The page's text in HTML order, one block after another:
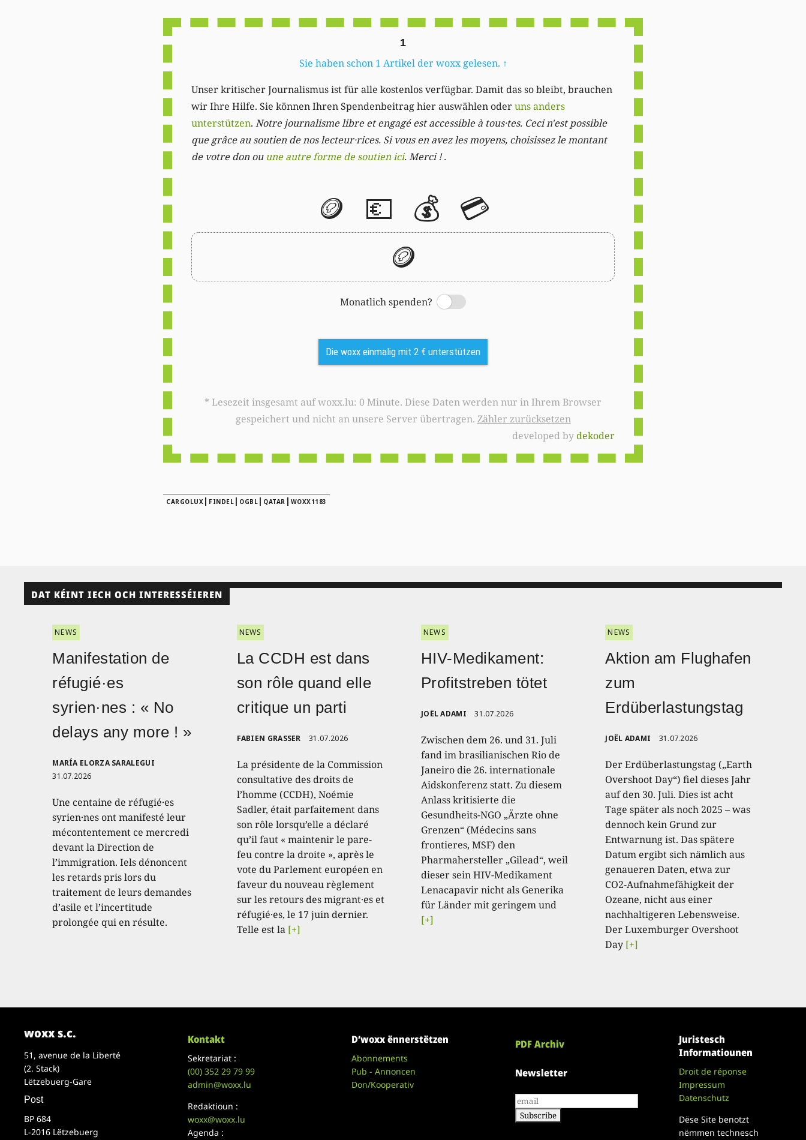
1
Sie haben schon 1 Artikel der woxx gelesen. ↑
Unser kritischer Journalismus ist für alle kostenlos verfügbar. Damit das so bleibt, brauchen
wir Ihre Hilfe. Sie können Ihren Spendenbeitrag hier auswählen oderuns anders
unterstützen. Notre journalisme libre et engagé est accessible à tous·tes. Ceci n'est possible
que grâce au soutien de nos lecteur·rices. Si vous en avez les moyens, choisissez le montant
de votre don ou une autre forme de soutien ici. Merci ! .
🪙 💶 💰 💳
🪙
Monatlich spenden?
Switch
Die woxx einmalig mit 2 € unterstützen
* Lesezeit insgesamt auf woxx.lu: 0 Minute. Diese Daten werden nur in Ihrem Browser
gespeichert und nicht an unsere Server übertragen. Zähler zurücksetzen
developed bydekoder
CARGOLUX | FINDEL | OGBL | QATAR | WOXX1183
DAT KÉINT IECH OCH INTERESSÉIEREN
NEWS
Manifestation de
réfugié·es
syrien·nes : « No
delays any more ! »
MARÍA ELORZA SARALEGUI
31.07.2026
Une centaine de réfugié·es
syrien·nes ont manifesté leur
mécontentement ce mercredi
devant la Direction de
l’immigration. Iels dénoncent
les retards pris lors du
traitement de leurs demandes
d’asile et l’incertitude
prolongée qui en résulte.
NEWS
La CCDH est dans
son rôle quand elle
critique un parti
FABIEN GRASSER 31.07.2026
La présidente de la Commission
consultative des droits de
l’homme (CCDH), Noémie
Sadler, était parfaitement dans
son rôle lorsqu’elle a déclaré
qu’il faut « maintenir le pare-
feu contre la droite », après le
vote du Parlement européen en
faveur du nouveau règlement
sur les retours des migrant·es et
réfugié·es, le 17 juin dernier.
Telle est la [+]
NEWS
HIV-Medikament:
Profitstreben tötet
JOËL ADAMI 31.07.2026
Zwischen dem 26. und 31. Juli
fand im brasilianischen Rio de
Janeiro die 26. internationale
Aidskonferenz statt. Zu diesem
Anlass kritisierte die
Gesundheits-NGO „Ärzte ohne
Grenzen“ (Médecins sans
frontieres, MSF) den
Pharmahersteller „Gilead“, weil
dieser sein HIV-Medikament
Lenacapavir nicht als Generika
für Länder mit geringem und
[+]
NEWS
Aktion am Flughafen
zum
Erdüberlastungstag
JOËL ADAMI 31.07.2026
Der Erdüberlastungstag („Earth
Overshoot Day“) fiel dieses Jahr
auf den 30. Juli. Dies ist acht
Tage später als noch 2025 – was
dennoch kein Grund zur
Entwarnung ist. Das spätere
Datum ergibt sich nämlich aus
genaueren Daten, etwa zur
CO2-Aufnahmefähigkeit der
Ozeane, nicht aus einer
nachhaltigeren Lebensweise.
Der Luxemburger Overshoot
Day [+]
woxx s.c.
51, avenue de la Liberté
(2. Stack)
Lëtzebuerg-Gare
Post
BP 684
L-2016 Lëtzebuerg
Kontakt
Sekretariat :
(00)352 29 79 99
admin@woxx.lu
Redaktioun :
woxx@woxx.lu
Agenda :
D’woxx ënnerstëtzen
Abonnements
Pub - Annoncen
Don/Kooperativ
PDF Archiv
Newsletter
Juristesch
Informatiounen
Droit de réponse
Impressum
Datenschutz
Dëse Site benotzt
nëmmen technesch